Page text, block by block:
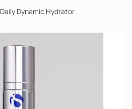
Daily Dynamic Hydrator